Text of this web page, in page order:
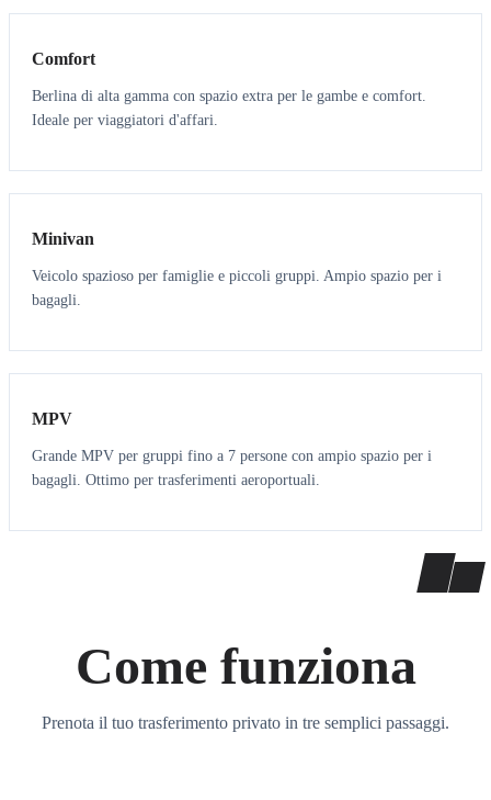
Comfort
Berlina di alta gamma con spazio extra per le gambe e comfort.
Ideale per viaggiatori d'affari.
6 5
Minivan
Veicolo spazioso per famiglie e piccoli gruppi. Ampio spazio per i
bagagli.
7 7
MPV
Grande MPV per gruppi fino a 7 persone con ampio spazio per i
bagagli. Ottimo per trasferimenti aeroportuali.
Come funziona
Prenota il tuo trasferimento privato in tre semplici passaggi.